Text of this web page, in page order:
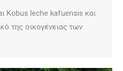
Kobus leche kafuensis και
της οικογένειας των